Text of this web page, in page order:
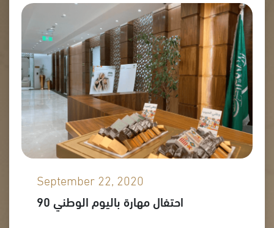
September 22, 2020
احتفال مهارة باليوم الوطني 90